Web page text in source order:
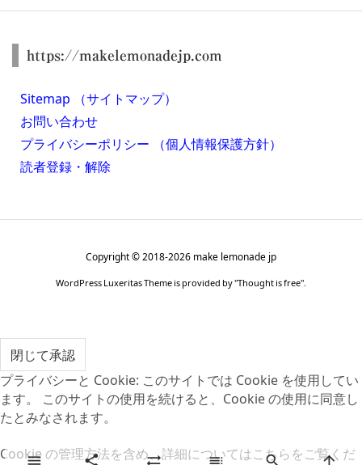
https://makelemonadejp.com
Sitemap （サイトマップ）
お問い合わせ
プライバシーポリシー （個人情報保護方針）
読者登録・解除
Copyright ©2018-2026 make lemonade jp
WordPress Luxeritas Theme is provided by "Thought is free".
     
プライバシーと Cookie: このサイトでは Cookie を使用してい
ます。 このサイトの使用を続けると、Cookie の使用に同意し
たとみなされます。
Cookie の管理方法を含め、詳細についてはこちらをご覧くだ